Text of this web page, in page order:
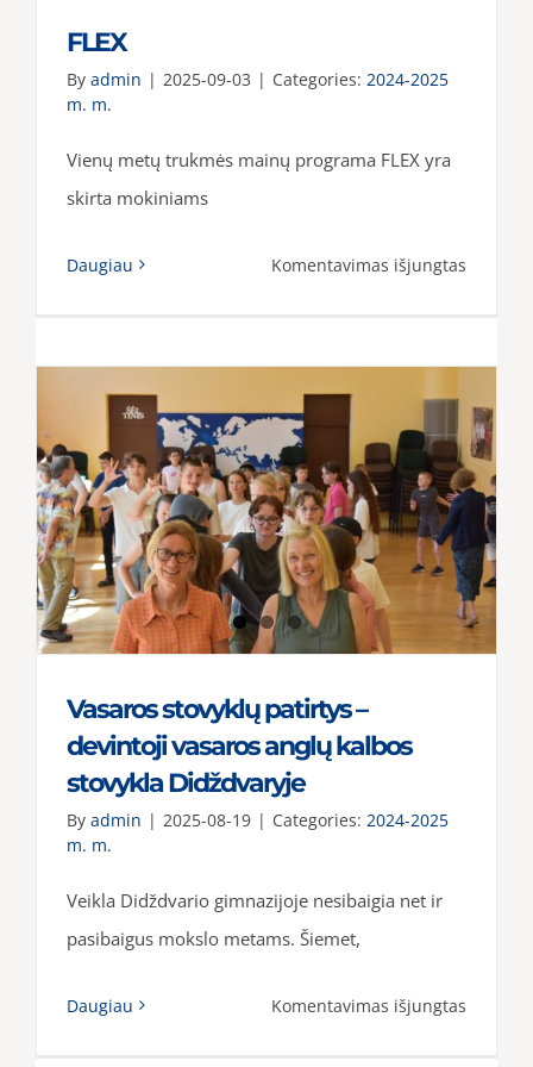
FLEX
By admin | 2025-09-03 | Categories: 2024-2025
m. m.
Vienų metų trukmės mainų programa FLEX yra
skirta mokiniams
Daugiau Komentavimas išjungtas
Vasaros stovyklų patirtys –
devintoji vasaros anglų kalbos
stovykla Didždvaryje
By admin | 2025-08-19 | Categories: 2024-2025
m. m.
Veikla Didždvario gimnazijoje nesibaigia net ir
pasibaigus mokslo metams. Šiemet,
Daugiau Komentavimas išjungtas